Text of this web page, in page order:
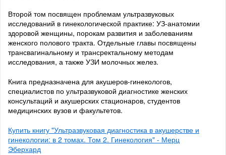
Второй том посвящен проблемам ультразвуковых
исследований в гинекологической практике: УЗ-анатомии
здоровой женщины, порокам развития и заболеваниям
женского полового тракта. Отдельные главы посвящены
трансвагинальному и трансректальному методам
исследования, а также УЗИ молочных желез.
Книга предназначена для акушеров-гинекологов,
специалистов по ультразвуковой диагностике женских
консультаций и акушерских стационаров, студентов
медицинских вузов и факультетов.
Купить книгу "Ультразвуковая диагностика в акушерстве и
гинекологии: в 2 томах. Том 2. Гинекология" - Мерц
Эберхард